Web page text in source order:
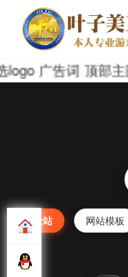
告词 顶部主
全站 网站模板